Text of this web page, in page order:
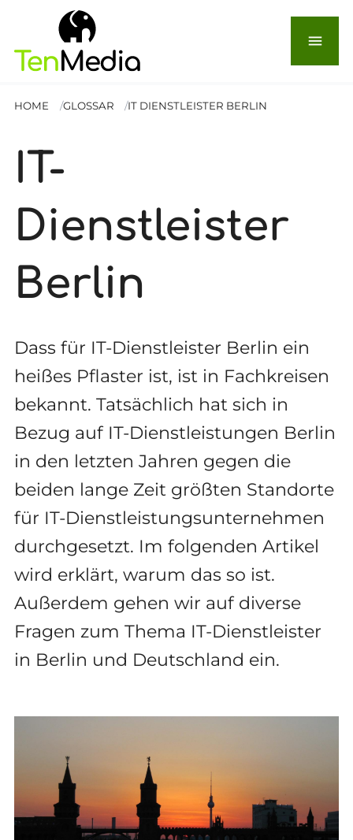
menu
HOME GLOSSAR IT DIENSTLEISTER BERLIN
IT-
Dienstleister
Berlin
Dass für IT-Dienstleister Berlin ein
heißes Pflaster ist, ist in Fachkreisen
bekannt. Tatsächlich hat sich in
Bezug auf IT-Dienstleistungen Berlin
in den letzten Jahren gegen die
beiden lange Zeit größten Standorte
für IT-Dienstleistungsunternehmen
durchgesetzt. Im folgenden Artikel
wird erklärt, warum das so ist.
Außerdem gehen wir auf diverse
Fragen zum Thema IT-Dienstleister
in Berlin und Deutschland ein.